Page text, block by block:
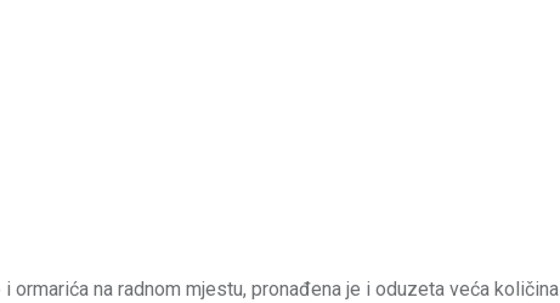
na radnom mjestu, pronađena je i oduzeta veća količina